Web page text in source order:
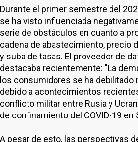
Durante el primer semestre del
se ha visto influenciada
serie de obstáculos en cuanto a
cadena de abastecimiento, precio
y suba de tasas. El proveedor de
destacaba recientemente: "La
los consumidores se ha debilitado
debido a acontecimientos
conflicto militar entre Rusia y
de confinamiento del COVID-19 en
A pesar de esto, las perspectivas